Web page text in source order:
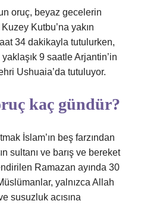
oruç, beyaz gecelerin
Kutbu’na yakın
34 dakikayla tutulurken,
9 saatle Arjantin’in
Ushuaia’da tutuluyor.
kaç gündür?
İslam’ın beş farzından
sultanı ve barış ve bereket
Ramazan ayında 30
yalnızca Allah
susuzluk acısına